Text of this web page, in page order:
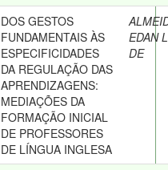
DOS GESTOS
FUNDAMENTAIS ÀS
ESPECIFICIDADES
DA REGULAÇÃO DAS
APRENDIZAGENS:
MEDIAÇÕES DA
FORMAÇÃO INICIAL
DE PROFESSORES
DE LÍNGUA INGLESA
EDAN
DE